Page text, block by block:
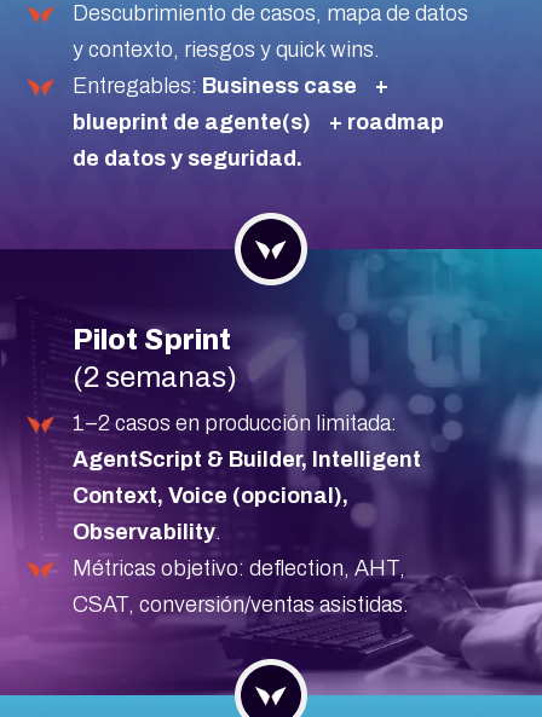
Descubrimiento de casos, mapa de datos
y contexto, riesgos y quick wins.
Entregables: Business case +
blueprint de agente(s) + roadmap
de datos y seguridad.
Pilot Sprint
(2 semanas)
1–2 casos en producción limitada:
AgentScript & Builder, Intelligent
Context, Voice (opcional),
Observability.
Métricas objetivo: deflection, AHT,
CSAT, conversión/ventas asistidas.